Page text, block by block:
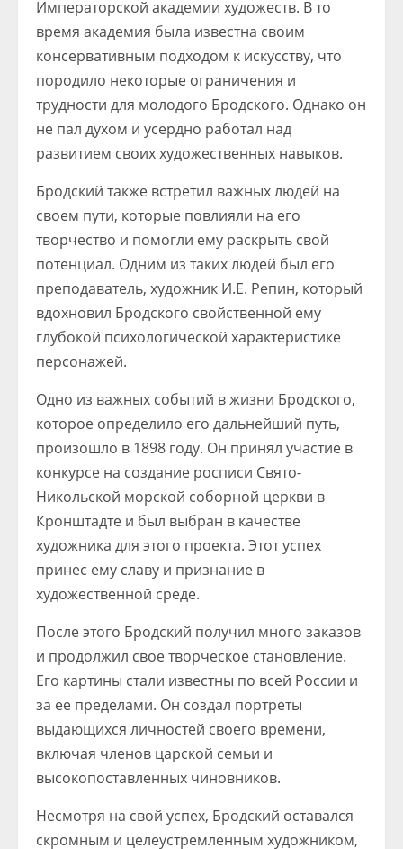
Императорской академии художеств. В то
время академия была известна своим
консервативным подходом к искусству, что
породило некоторые ограничения и
трудности для молодого Бродского. Однако он
не пал духом и усердно работал над
развитием своих художественных навыков.
Бродский также встретил важных людей на
своем пути, которые повлияли на его
творчество и помогли ему раскрыть свой
потенциал. Одним из таких людей был его
преподаватель, художник И.Е. Репин, который
вдохновил Бродского свойственной ему
глубокой психологической характеристике
персонажей.
Одно из важных событий в жизни Бродского,
которое определило его дальнейший путь,
произошло в 1898 году. Он принял участие в
конкурсе на создание росписи Свято-
Никольской морской соборной церкви в
Кронштадте и был выбран в качестве
художника для этого проекта. Этот успех
принес ему славу и признание в
художественной среде.
После этого Бродский получил много заказов
и продолжил свое творческое становление.
Его картины стали известны по всей России и
за ее пределами. Он создал портреты
выдающихся личностей своего времени,
включая членов царской семьи и
высокопоставленных чиновников.
Несмотря на свой успех, Бродский оставался
скромным и целеустремленным художником,